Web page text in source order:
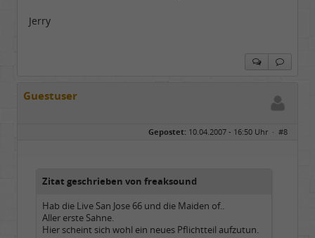
Jerry
Guestuser
Gepostet: 10.04.2007 - 16:50 Uhr · #8
Zitat geschrieben von freaksound
Hab die Live San Jose 66 und die Maiden of..
Aller erste Sahne.
Hier scheint sich wohl ein neues Pflichtteil aufzutun.